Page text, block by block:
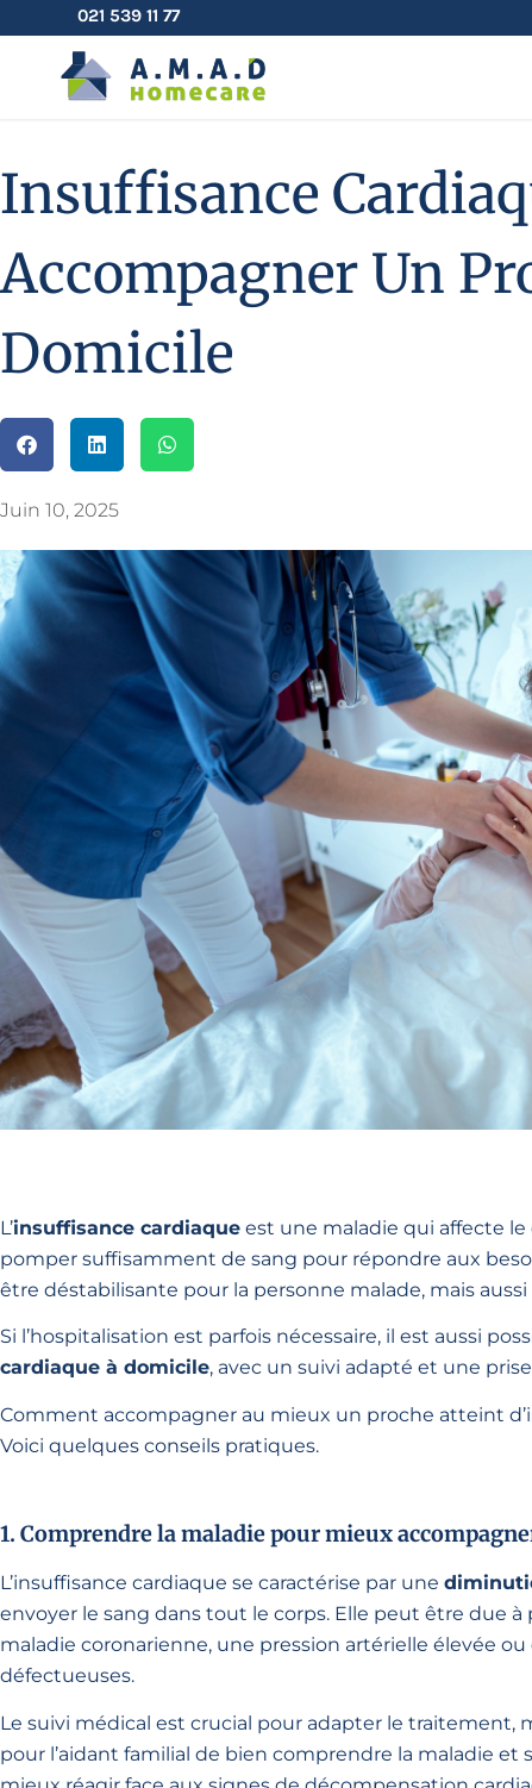
021 539 11 77
Insuffisance
Accompagner Un
Domicile
Juin 10, 2025
L’insuffisance cardiaque est une maladie qui affecte
pomper suffisamment de sang pour répondre aux
être déstabilisante pour la personne malade, mais aussi
Si l’hospitalisation est parfois nécessaire, il est aussi
cardiaque à domicile, avec un suivi adapté et une
Comment accompagner au mieux un proche atteint
Voici quelques conseils pratiques.
1. Comprendre la maladie pour mieux
L’insuffisance cardiaque se caractérise par une
envoyer le sang dans tout le corps. Elle peut être due à
maladie coronarienne, une pression artérielle élevée
défectueuses.
Le suivi médical est crucial pour adapter le traitement,
pour l’aidant familial de bien comprendre la maladie et